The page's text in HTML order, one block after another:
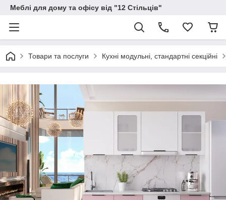
Меблі для дому та офісу від "12 Стільців"
Товари та послуги Кухні модульні, стандартні секційні